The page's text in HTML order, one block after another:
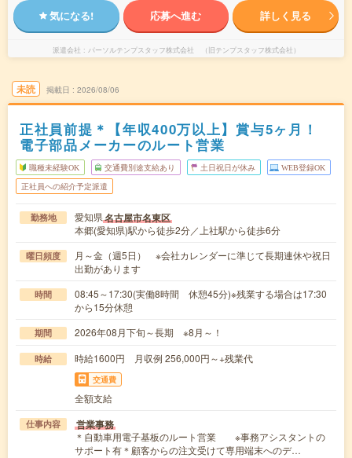
気になる! 応募へ進む 詳しく見る
派遣会社 パーソルテンプスタッフ株式会社 （旧テンプスタッフ株式会社）
未読 掲載日 2026/08/06
正社員前提＊【年収400万以上】賞与5ヶ月！
電子部品メーカーのルート営業
職種未経験OK 交通費別途支給あり 土日祝日が休み WEB登録OK
正社員への紹介予定派遣
勤務地 愛知県名古屋市名東区
本郷(愛知県)駅から徒歩2分／上社駅から徒歩6分
曜日頻度
月～金（週5日） ※会社カレンダーに準じて長期連休や祝日
出勤があります
時間
08:45～17:30(実働8時間 休憩45分)※残業する場合は17:30
から15分休憩
期間 2026年08月下旬～長期 ※8月～！
時給 時給1600円 月収例 256,000円～+残業代
交通費
全額支給
仕事内容 営業事務
＊自動車用電子基板のルート営業 ※事務アシスタントの
サポート有＊顧客からの注文受けて専用端末へのデ…